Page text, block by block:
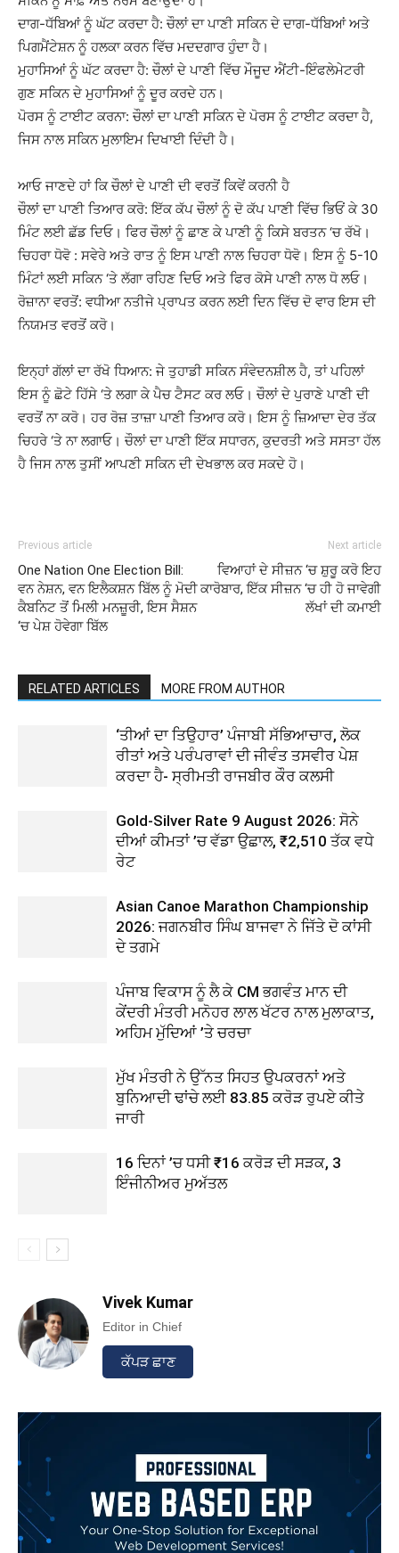
ਦਾਗ-ਧੱਬਿਆਂ ਨੂੰ ਘੱਟ ਕਰਦਾ ਹੈ: ਚੌਲਾਂ ਦਾ ਪਾਣੀ ਸਕਿਨ ਦੇ ਦਾਗ-ਧੱਬਿਆਂ ਅਤੇ
ਪਿਗਮੈਂਟੇਸ਼ਨ ਨੂੰ ਹਲਕਾ ਕਰਨ ਵਿੱਚ ਮਦਦਗਾਰ ਹੁੰਦਾ ਹੈ।
ਮੁਹਾਸਿਆਂ ਨੂੰ ਘੱਟ ਕਰਦਾ ਹੈ: ਚੌਲਾਂ ਦੇ ਪਾਣੀ ਵਿੱਚ ਮੌਜੂਦ ਐਂਟੀ-ਇੰਫਲੇਮੇਟਰੀ
ਗੁਣ ਸਕਿਨ ਦੇ ਮੁਹਾਸਿਆਂ ਨੂੰ ਦੂਰ ਕਰਦੇ ਹਨ।
ਪੋਰਸ ਨੂੰ ਟਾਈਟ ਕਰਨਾ: ਚੌਲਾਂ ਦਾ ਪਾਣੀ ਸਕਿਨ ਦੇ ਪੋਰਸ ਨੂੰ ਟਾਈਟ ਕਰਦਾ ਹੈ,
ਜਿਸ ਨਾਲ ਸਕਿਨ ਮੁਲਾਇਮ ਦਿਖਾਈ ਦਿੰਦੀ ਹੈ।
ਆਓ ਜਾਣਦੇ ਹਾਂ ਕਿ ਚੌਲਾਂ ਦੇ ਪਾਣੀ ਦੀ ਵਰਤੋਂ ਕਿਵੇਂ ਕਰਨੀ ਹੈ
ਚੌਲਾਂ ਦਾ ਪਾਣੀ ਤਿਆਰ ਕਰੋ: ਇੱਕ ਕੱਪ ਚੌਲਾਂ ਨੂੰ ਦੋ ਕੱਪ ਪਾਣੀ ਵਿੱਚ ਭਿਓਂ ਕੇ 30
ਮਿੰਟ ਲਈ ਛੱਡ ਦਿਓ। ਫਿਰ ਚੌਲਾਂ ਨੂੰ ਛਾਣ ਕੇ ਪਾਣੀ ਨੂੰ ਕਿਸੇ ਬਰਤਨ ‘ਚ ਰੱਖੋ।
ਚਿਹਰਾ ਧੋਵੋ : ਸਵੇਰੇ ਅਤੇ ਰਾਤ ਨੂੰ ਇਸ ਪਾਣੀ ਨਾਲ ਚਿਹਰਾ ਧੋਵੋ। ਇਸ ਨੂੰ 5-10
ਮਿੰਟਾਂ ਲਈ ਸਕਿਨ ‘ਤੇ ਲੱਗਾ ਰਹਿਣ ਦਿਓ ਅਤੇ ਫਿਰ ਕੋਸੇ ਪਾਣੀ ਨਾਲ ਧੋ ਲਓ।
ਰੋਜ਼ਾਨਾ ਵਰਤੋਂ: ਵਧੀਆ ਨਤੀਜੇ ਪ੍ਰਾਪਤ ਕਰਨ ਲਈ ਦਿਨ ਵਿੱਚ ਦੋ ਵਾਰ ਇਸ ਦੀ
ਨਿਯਮਤ ਵਰਤੋਂ ਕਰੋ।
ਇਨ੍ਹਾਂ ਗੱਲਾਂ ਦਾ ਰੱਖੋ ਧਿਆਨ: ਜੇ ਤੁਹਾਡੀ ਸਕਿਨ ਸੰਵੇਦਨਸ਼ੀਲ ਹੈ, ਤਾਂ ਪਹਿਲਾਂ
ਇਸ ਨੂੰ ਛੋਟੇ ਹਿੱਸੇ ‘ਤੇ ਲਗਾ ਕੇ ਪੈਚ ਟੈਸਟ ਕਰ ਲਓ। ਚੌਲਾਂ ਦੇ ਪੁਰਾਣੇ ਪਾਣੀ ਦੀ
ਵਰਤੋਂ ਨਾ ਕਰੋ। ਹਰ ਰੋਜ਼ ਤਾਜ਼ਾ ਪਾਣੀ ਤਿਆਰ ਕਰੋ। ਇਸ ਨੂੰ ਜ਼ਿਆਦਾ ਦੇਰ ਤੱਕ
ਚਿਹਰੇ ‘ਤੇ ਨਾ ਲਗਾਓ। ਚੌਲਾਂ ਦਾ ਪਾਣੀ ਇੱਕ ਸਧਾਰਨ, ਕੁਦਰਤੀ ਅਤੇ ਸਸਤਾ ਹੱਲ
ਹੈ ਜਿਸ ਨਾਲ ਤੁਸੀਂ ਆਪਣੀ ਸਕਿਨ ਦੀ ਦੇਖਭਾਲ ਕਰ ਸਕਦੇ ਹੋ।
Previous article
One Nation One Election Bill:
ਵਨ ਨੇਸ਼ਨ, ਵਨ ਇਲੈਕਸ਼ਨ ਬਿੱਲ ਨੂੰ ਮੋਦੀ
ਕੈਬਨਿਟ ਤੋਂ ਮਿਲੀ ਮਨਜ਼ੂਰੀ, ਇਸ ਸੈਸ਼ਨ
‘ਚ ਪੇਸ਼ ਹੋਵੇਗਾ ਬਿੱਲ
Next article
ਵਿਆਹਾਂ ਦੇ ਸੀਜ਼ਨ ‘ਚ ਸ਼ੁਰੂ ਕਰੋ ਇਹ
ਕਾਰੋਬਾਰ, ਇੱਕ ਸੀਜ਼ਨ ‘ਚ ਹੀ ਹੋ ਜਾਵੇਗੀ
ਲੱਖਾਂ ਦੀ ਕਮਾਈ
RELATED ARTICLES MORE FROM AUTHOR
‘ਤੀਆਂ ਦਾ ਤਿਉਹਾਰ’ ਪੰਜਾਬੀ ਸੱਭਿਆਚਾਰ, ਲੋਕ
ਰੀਤਾਂ ਅਤੇ ਪਰੰਪਰਾਵਾਂ ਦੀ ਜੀਵੰਤ ਤਸਵੀਰ ਪੇਸ਼
ਕਰਦਾ ਹੈ- ਸ੍ਰੀਮਤੀ ਰਾਜਬੀਰ ਕੌਰ ਕਲਸੀ
Gold-Silver Rate 9 August 2026: ਸੋਨੇ
ਦੀਆਂ ਕੀਮਤਾਂ ’ਚ ਵੱਡਾ ਉਛਾਲ, ₹2,510 ਤੱਕ ਵਧੇ
ਰੇਟ
Asian Canoe Marathon Championship
2026: ਜਗਨਬੀਰ ਸਿੰਘ ਬਾਜਵਾ ਨੇ ਜਿੱਤੇ ਦੋ ਕਾਂਸੀ
ਦੇ ਤਗਮੇ
ਪੰਜਾਬ ਵਿਕਾਸ ਨੂੰ ਲੈ ਕੇ CM ਭਗਵੰਤ ਮਾਨ ਦੀ
ਕੇਂਦਰੀ ਮੰਤਰੀ ਮਨੋਹਰ ਲਾਲ ਖੱਟਰ ਨਾਲ ਮੁਲਾਕਾਤ,
ਅਹਿਮ ਮੁੱਦਿਆਂ ’ਤੇ ਚਰਚਾ
ਮੁੱਖ ਮੰਤਰੀ ਨੇ ਉੱਨਤ ਸਿਹਤ ਉਪਕਰਨਾਂ ਅਤੇ
ਬੁਨਿਆਦੀ ਢਾਂਚੇ ਲਈ 83.85 ਕਰੋੜ ਰੁਪਏ ਕੀਤੇ
ਜਾਰੀ
16 ਦਿਨਾਂ ’ਚ ਧਸੀ ₹16 ਕਰੋੜ ਦੀ ਸੜਕ, 3
ਇੰਜੀਨੀਅਰ ਮੁਅੱਤਲ
Vivek Kumar
Editor in Chief
ਕੱਪੜ ਛਾਣ